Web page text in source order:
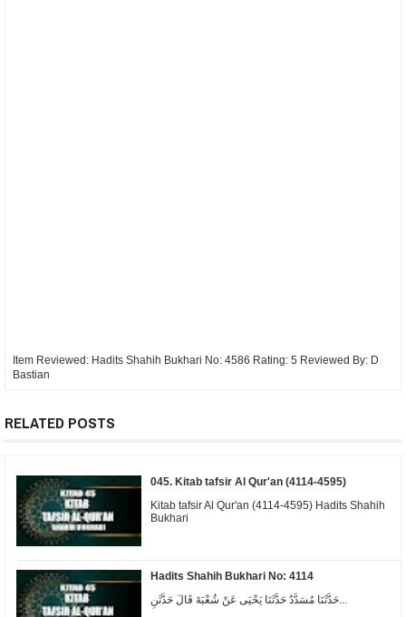
Item Reviewed: Hadits Shahih Bukhari No: 4586 Rating: 5 Reviewed By: D
Bastian
RELATED POSTS
045. Kitab tafsir Al Qur'an (4114-4595)
Kitab tafsir Al Qur'an (4114-4595) Hadits Shahih
Bukhari
Hadits Shahih Bukhari No: 4114
حَدَّثَنَا مُسَدَّدٌ حَدَّثَنَا يَحْيَى عَنْ شُعْبَةَ قَالَ حَدَّثَنِ...